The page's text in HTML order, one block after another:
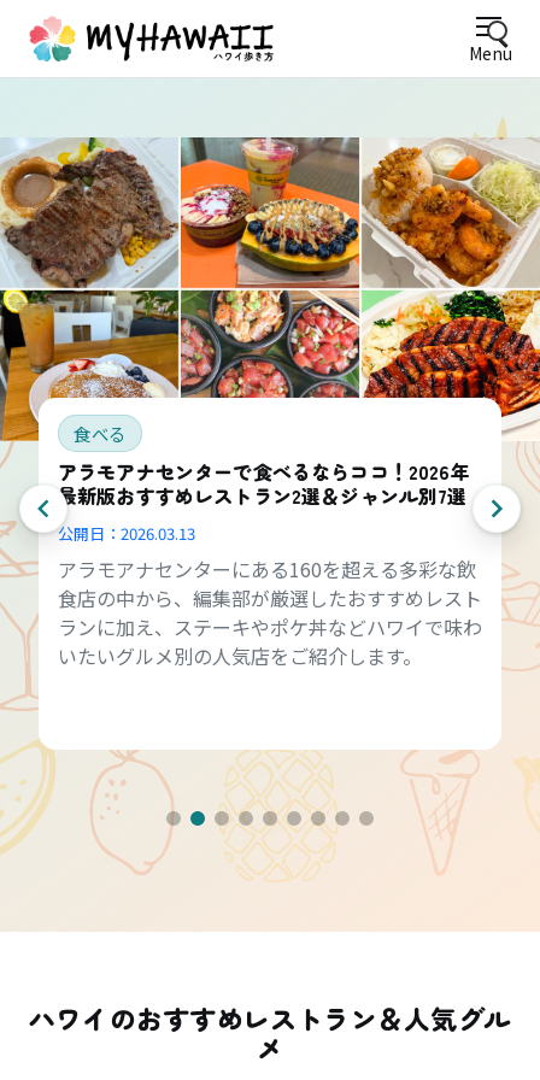
Menu
食べる
アラモアナセンターで食べるならココ！2026年
最新版おすすめレストラン2選＆ジャンル別7選
公開日： 2026.03.13
アラモアナセンターにある160を超える多彩な飲
食店の中から、編集部が厳選したおすすめレスト
ランに加え、ステーキやポケ丼などハワイで味わ
いたいグルメ別の人気店をご紹介します。
ハワイのおすすめレストラン＆人気グル
メ